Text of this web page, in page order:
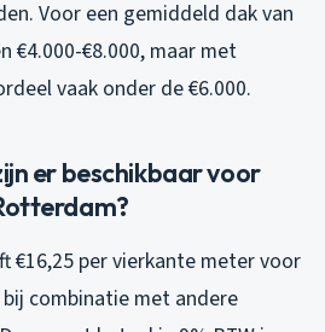
Voor een gemiddeld dak van
€4.000-€8.000, maar met
vaak onder de €6.000.
er beschikbaar voor
€16,25 per vierkante meter voor
combinatie met andere